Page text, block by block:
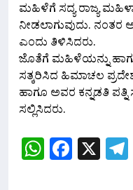
ಮಹಿಳೆಗೆ ಸದ್ಯ ರಾಜ್ಯ
ನೀಡಲಾಗುವುದು. ನಂತರ
ಎಂದು ತಿಳಿಸಿದರು.
ಜೊತೆಗೆ ಮಹಿಳೆಯನ್ನು
ಸತ್ಕರಿಸಿದ ಹಿಮಾಚಲ
ಹಾಗೂ ಅವರ ಕನ್ನಡತಿ ಪತ್ನಿ
ಸಲ್ಲಿಸಿದರು.
X